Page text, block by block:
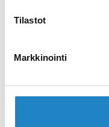
Tilastot
Markkinointi
valokuvia ja
ylläpidosta